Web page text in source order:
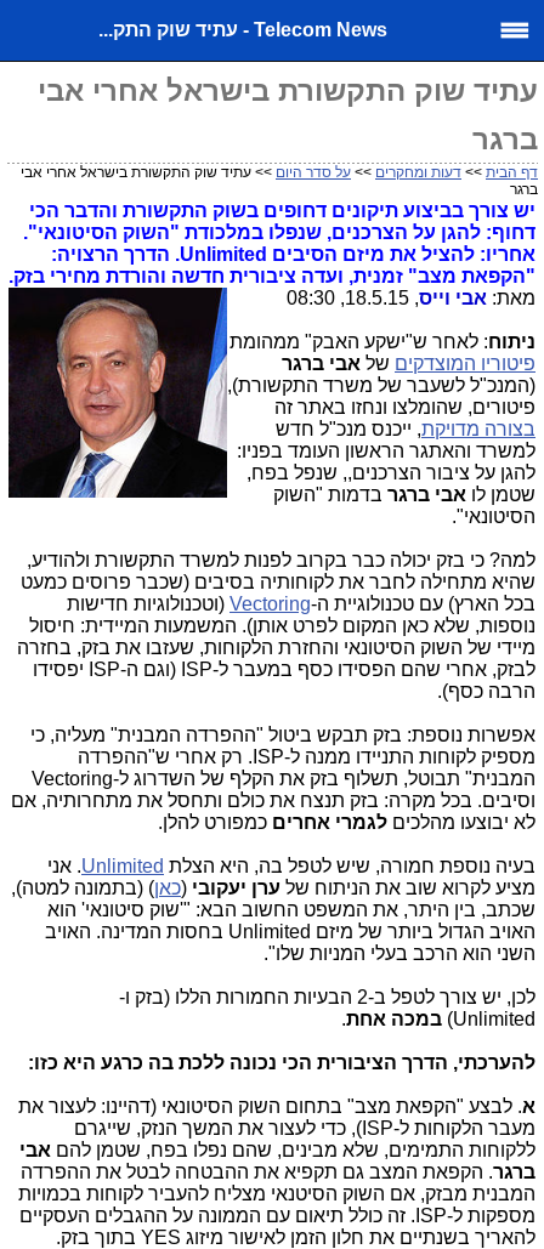
Telecom News - עתיד שוק התק...
עתיד שוק התקשורת בישראל אחרי אבי
ברגר
דף הבית >> דעות ומחקרים >> על סדר היום >> עתיד שוק התקשורת בישראל אחרי אבי
ברגר
יש צורך בביצוע תיקונים דחופים בשוק התקשורת והדבר הכי
דחוף: להגן על הצרכנים, שנפלו במלכודת "השוק הסיטונאי".
אחריו: להציל את מיזם הסיבים Unlimited. הדרך הרצויה:
"הקפאת מצב" זמנית, ועדה ציבורית חדשה והורדת מחירי בזק.
מאת: אבי וייס, 18.5.15, 08:30
ניתוח: לאחר ש"ישקע האבק" ממהומת
פיטוריו המוצדקים של אבי ברגר
(המנכ"ל לשעבר של משרד התקשורת),
פיטורים, שהומלצו ונחזו באתר זה
בצורה מדויקת, ייכנס מנכ"ל חדש
למשרד והאתגר הראשון העומד בפניו:
להגן על ציבור הצרכנים,, שנפל בפח,
שטמן לו אבי ברגר בדמות "השוק
הסיטונאי".
למה? כי בזק יכולה כבר בקרוב לפנות למשרד התקשורת ולהודיע,
שהיא מתחילה לחבר את לקוחותיה בסיבים (שכבר פרוסים כמעט
בכל הארץ) עם טכנולוגיית ה-Vectoring (וטכנולוגיות חדישות
נוספות, שלא כאן המקום לפרט אותן). המשמעות המיידית: חיסול
מיידי של השוק הסיטונאי והחזרת הלקוחות, שעזבו את בזק, בחזרה
לבזק, אחרי שהם הפסידו כסף במעבר ל-ISP (וגם ה-ISP יפסידו
הרבה כסף).
אפשרות נוספת: בזק תבקש ביטול "ההפרדה המבנית" מעליה, כי
מספיק לקוחות התניידו ממנה ל-ISP. רק אחרי ש"ההפרדה
המבנית" תבוטל, תשלוף בזק את הקלף של השדרוג ל-Vectoring
וסיבים. בכל מקרה: בזק תנצח את כולם ותחסל את מתחרותיה, אם
לא יבוצעו מהלכים לגמרי אחרים כמפורט להלן.
בעיה נוספת חמורה, שיש לטפל בה, היא הצלת Unlimited. אני
מציע לקרוא שוב את הניתוח של ערן יעקובי (כאן) (בתמונה למטה),
שכתב, בין היתר, את המשפט החשוב הבא: "'שוק סיטונאי' הוא
האויב הגדול ביותר של מיזם Unlimited בחסות המדינה. האויב
השני הוא הרכב בעלי המניות שלו".
לכן, יש צורך לטפל ב-2 הבעיות החמורות הללו (בזק ו-
Unlimited) במכה אחת.
להערכתי, הדרך הציבורית הכי נכונה ללכת בה כרגע היא כזו:
א. לבצע "הקפאת מצב" בתחום השוק הסיטונאי (דהיינו: לעצור את
מעבר הלקוחות ל-ISP), כדי לעצור את המשך הנזק, שייגרם
ללקוחות התמימים, שלא מבינים, שהם נפלו בפח, שטמן להם אבי
ברגר. הקפאת המצב גם תקפיא את ההבטחה לבטל את ההפרדה
המבנית מבזק, אם השוק הסיטנאי מצליח להעביר לקוחות בכמויות
מספקות ל-ISP. זה כולל תיאום עם הממונה על ההגבלים העסקיים
להאריך בשנתיים את חלון הזמן לאישור מיזוג YES בתוך בזק.